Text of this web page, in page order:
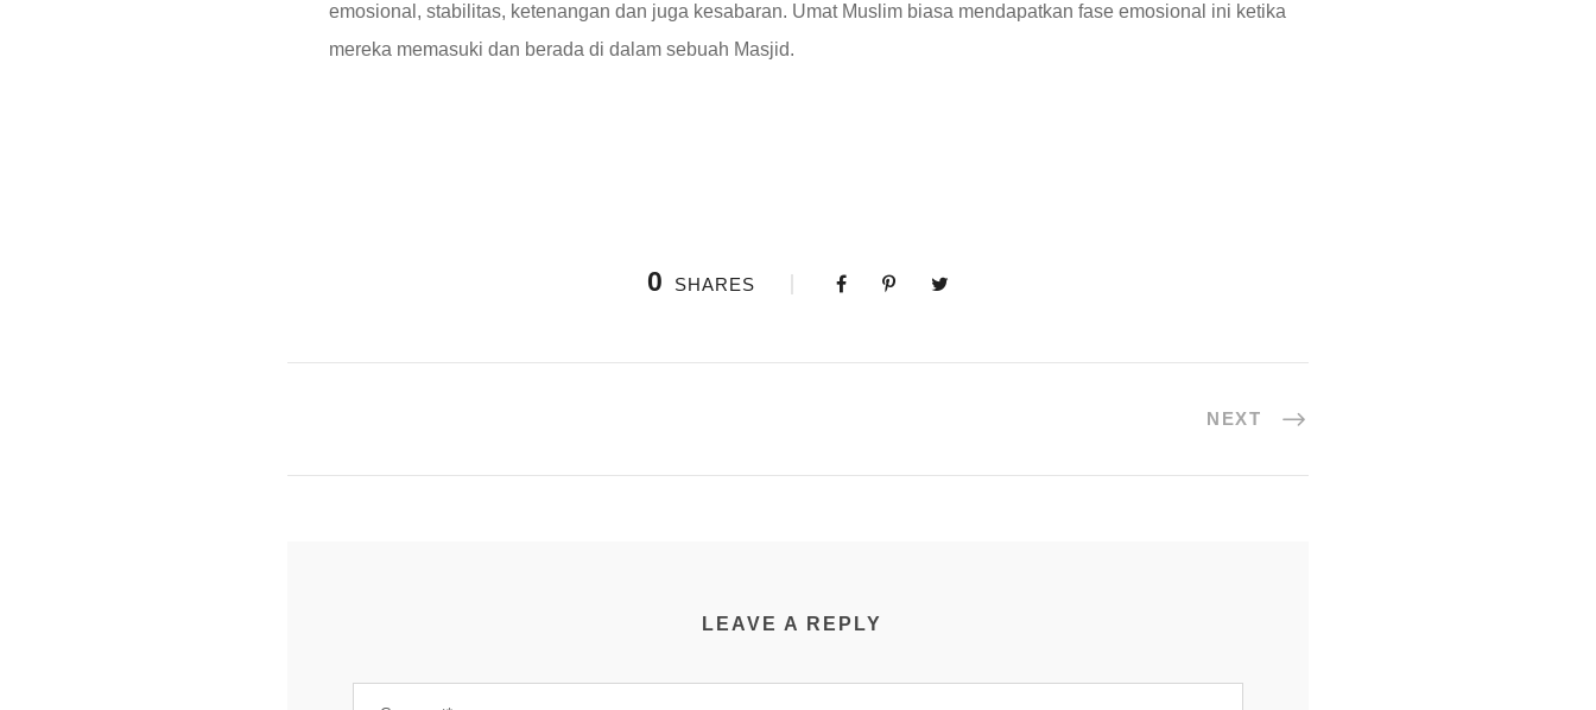
emosional, stabilitas, ketenangan dan juga kesabaran. Umat Muslim biasa mendapatkan fase emosional ini ketika
mereka memasuki dan berada di dalam sebuah Masjid.
0 SHARES
NEXT
LEAVE A REPLY